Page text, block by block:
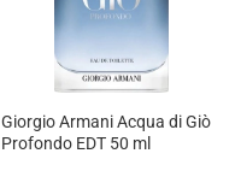
Giorgio Armani Acqua di Giò
Profondo EDT 50 ml